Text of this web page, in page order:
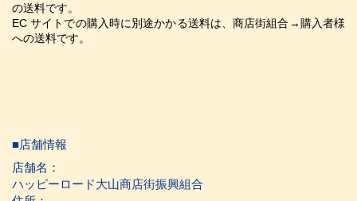
の送料です。
EC サイトでの購入時に別途かかる送料は、商店街組合→購入者様
への送料です。
■店舗情報
店舗名：
ハッピーロード大山商店街振興組合